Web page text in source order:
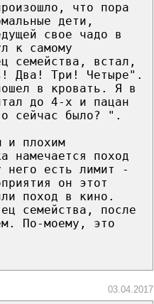
что пора
дети,
свое чадо в
к самому
семейства, встал,
Два! Три! Четыре".
в кровать. Я в
до 4-х и пацан
сейчас было? ".
и плохим
намечается поход
есть лимит -
он этот
поход в кино.
семейства, после
По-моему, это
03.04.2017